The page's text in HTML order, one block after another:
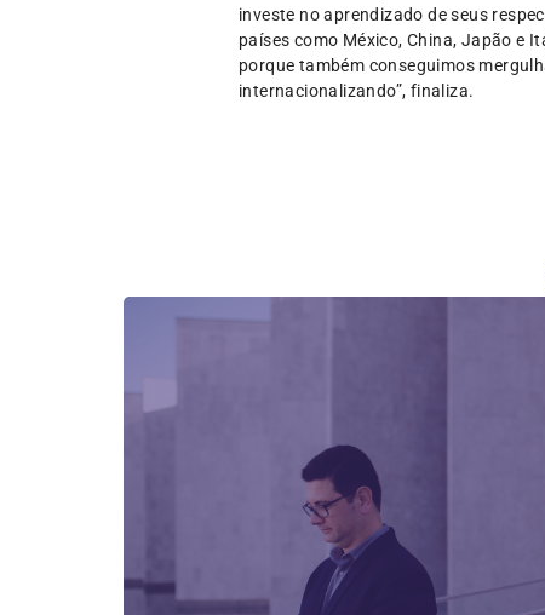
investe no aprendizado de seus
países como México, China, Japão e
porque também conseguimos
internacionalizando”, finaliza.